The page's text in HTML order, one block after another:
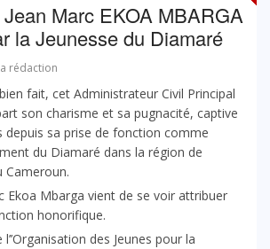
Marc EKOA MBARGA
la Jeunesse du Diamaré
rédaction
fait, cet Administrateur Civil Principal
son charisme et sa pugnacité, captive
depuis sa prise de fonction comme
du Diamaré dans la région de
Cameroun.
Ekoa Mbarga vient de se voir attribuer
honorifique.
l’’Organisation des Jeunes pour la